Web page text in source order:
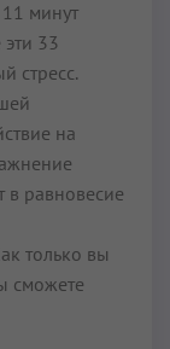
минут
33
стресс.
на
в равновесие
только вы
сможете